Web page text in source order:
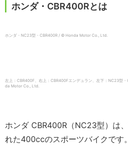
ホンダ・CBR400Rとは
ホンダ・NC23型・CBR400R / © Honda Motor Co., Ltd.
左上：CBR400F、右上：CBR400Fエンデュラン、左下：NC23型
da Motor Co., Ltd.
ホンダ CBR400R（NC23型）は
れた400ccのスポーツバイクです。